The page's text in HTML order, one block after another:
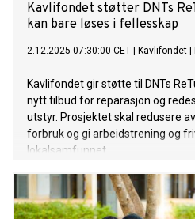
Kavlifondet støtter DNTs
kan bare løses i fellesskap
2.12.2025 07:30:00 CET Kavlifondet
Kavlifondet gir støtte til DNTs
nytt tilbud for reparasjon og
utstyr. Prosjektet skal redusere
forbruk og gi arbeidstrening og
lokalsamfunnet.